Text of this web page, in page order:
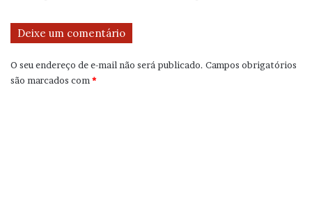
Deixe um comentário
O seu endereço de e-mail não será publicado. Campos obrigatórios
são marcados com *